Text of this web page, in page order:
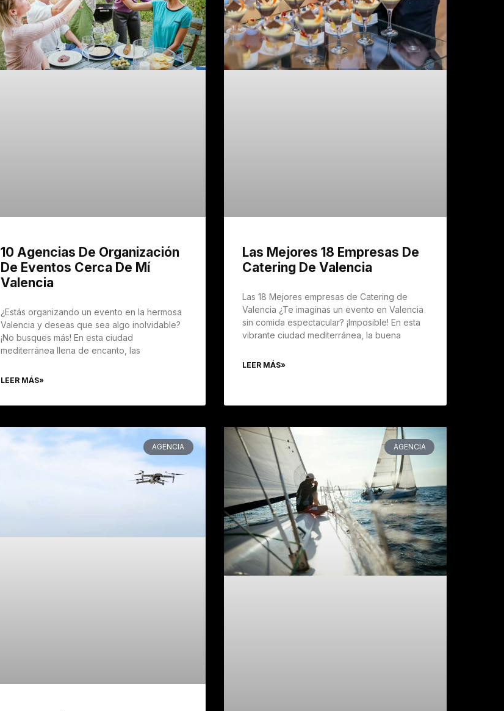
10 Agencias De Organización
De Eventos Cerca De Mí
Valencia
¿Estás organizando un evento en la hermosa
Valencia y deseas que sea algo inolvidable?
¡No busques más! En esta ciudad
mediterránea llena de encanto, las
LEER MÁS»
Las Mejores 18 Empresas De
Catering De Valencia
Las 18 Mejores empresas de Catering de
Valencia ¿Te imaginas un evento en Valencia
sin comida espectacular? ¡Imposible! En esta
vibrante ciudad mediterránea, la buena
LEER MÁS»
AGENCIA AGENCIA